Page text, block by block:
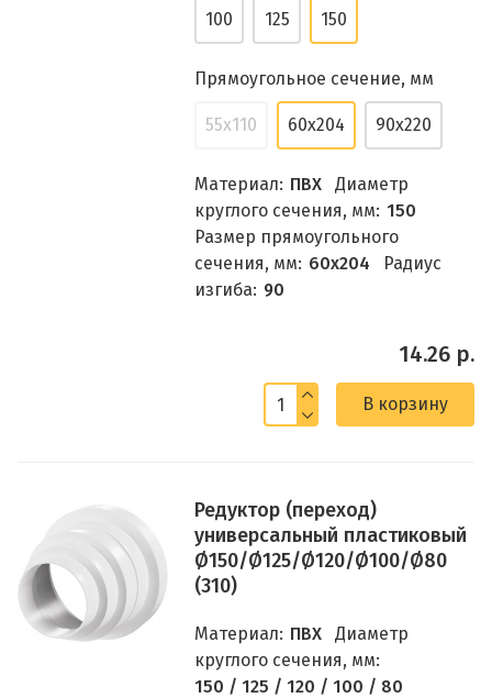
100 125 150
Прямоугольное сечение, мм
55x110 60x204 90x220
Материал: ПВХ
Диаметр
круглого сечения, мм: 150
Размер прямоугольного
сечения, мм: 60x204
Радиус
изгиба: 90
14.26 р.
В корзину
Редуктор (переход)
универсальный пластиковый
Ø150/Ø125/Ø120/Ø100/Ø80
(310)
Материал: ПВХ
Диаметр
круглого сечения, мм:
150 / 125 / 120 / 100 / 80